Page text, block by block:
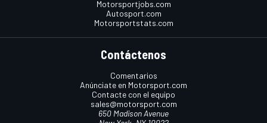
Motorsportjobs.com
Autosport.com
Motorsportstats.com
Contáctenos
Comentarios
Anúnciate en Motorsport.com
Contacte con el equipo
sales@motorsport.com
650 Madison Avenue